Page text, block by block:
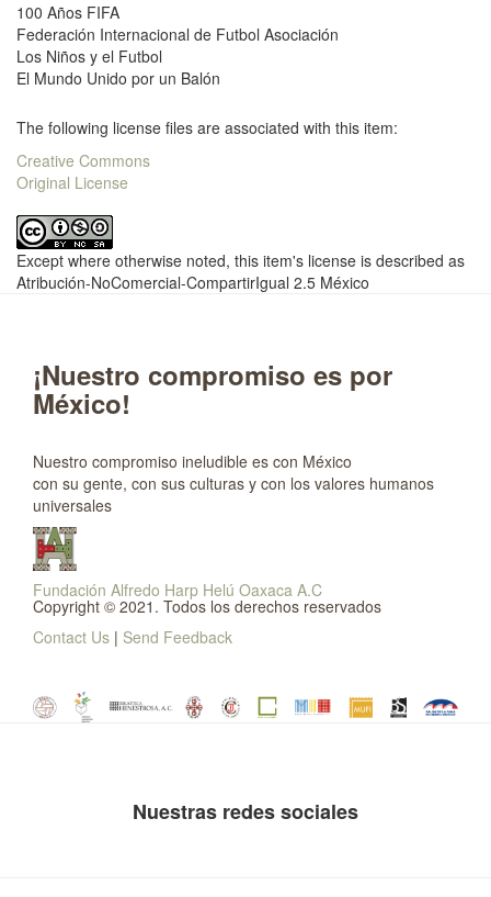
100 Años FIFA
Federación Internacional de Futbol Asociación
Los Niños y el Futbol
El Mundo Unido por un Balón
The following license files are associated with this item:
Creative Commons
Original License
Except where otherwise noted, this item's license is described as
Atribución-NoComercial-CompartirIgual 2.5 México
¡Nuestro compromiso es por
México!
Nuestro compromiso ineludible es con México
con su gente, con sus culturas y con los valores humanos
universales
Fundación Alfredo Harp Helú Oaxaca A.C
Copyright © 2021. Todos los derechos reservados
Contact Us | Send Feedback
Nuestras redes sociales